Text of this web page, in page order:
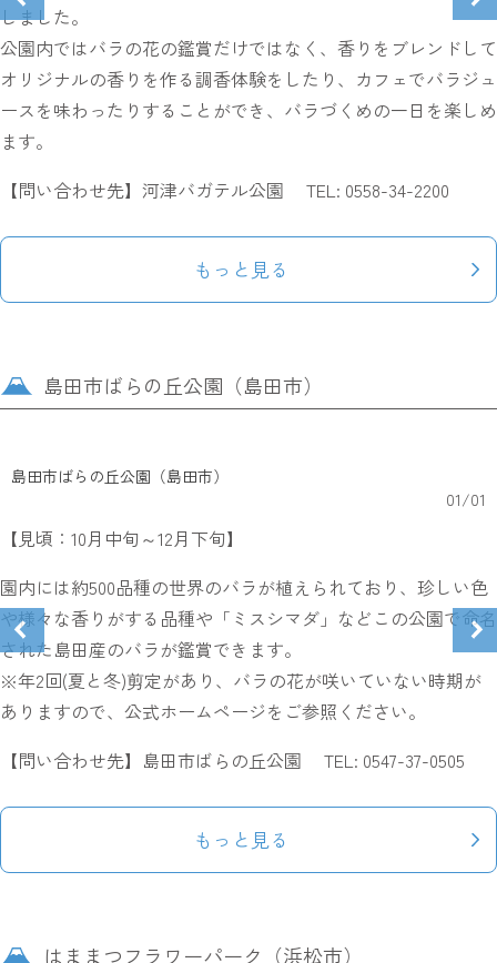
しました。
公園内ではバラの花の鑑賞だけではなく、香りをブレンドして
オリジナルの香りを作る調香体験をしたり、カフェでバラジュ
ースを味わったりすることができ、バラづくめの一日を楽しめ
ます。
【問い合わせ先】河津バガテル公園 TEL: 0558-34-2200
もっと見る
島田市ばらの丘公園（島田市）
島田市ばらの丘公園（島田市）
01/01
【見頃：10月中旬～12月下旬】
園内には約500品種の世界のバラが植えられており、珍しい色
や様々な香りがする品種や「ミスシマダ」などこの公園で命名
された島田産のバラが鑑賞できます。
※年2回(夏と冬)剪定があり、バラの花が咲いていない時期が
ありますので、公式ホームページをご参照ください。
【問い合わせ先】島田市ばらの丘公園 TEL: 0547-37-0505
もっと見る
はままつフラワーパーク（浜松市）